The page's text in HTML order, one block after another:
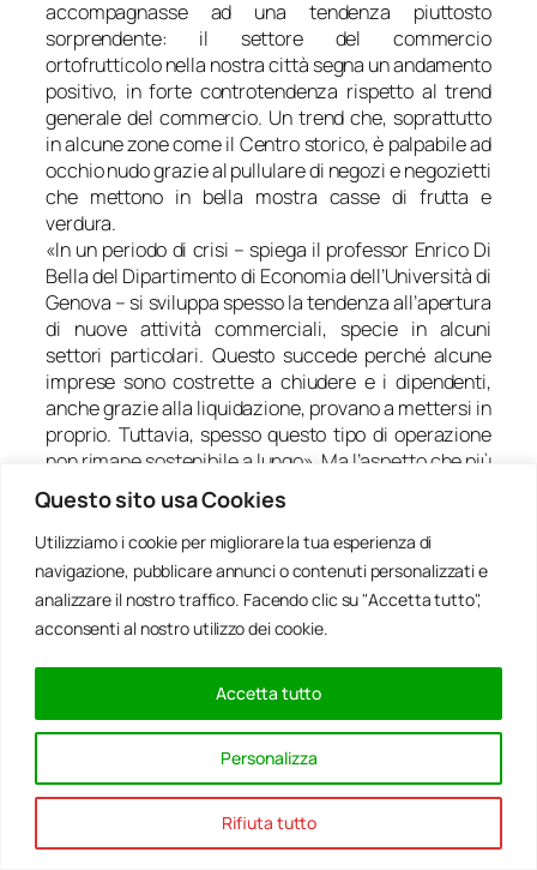
Questo sito usa Cookies
Utilizziamo i cookie per migliorare la tua esperienza di
navigazione, pubblicare annunci o contenuti personalizzati e
analizzare il nostro traffico. Facendo clic su "Accetta tutto",
acconsenti al nostro utilizzo dei cookie.
Personalizza
Rifiuta tutto
Accetta tutto
accompagnasse ad una tendenza piuttosto
sorprendente: il settore del commercio
ortofrutticolo nella nostra città segna un andamento
positivo, in forte controtendenza rispetto al trend
generale del commercio. Un trend che, soprattutto
in alcune zone come il Centro storico, è palpabile ad
occhio nudo grazie al pullulare di negozi e negozietti
che mettono in bella mostra casse di frutta e
verdura.
«In un periodo di crisi – spiega il professor Enrico Di
Bella del Dipartimento di Economia dell’Università di
Genova – si sviluppa spesso la tendenza all’apertura
di nuove attività commerciali, specie in alcuni
settori particolari. Questo succede perché alcune
imprese sono costrette a chiudere e i dipendenti,
anche grazie alla liquidazione, provano a mettersi in
proprio. Tuttavia, spesso questo tipo di operazione
non rimane sostenibile a lungo». Ma l’aspetto che più
sorprende è proprio che, a fronte di un aumento
dell’avvio di attività, nel settore dell’ortofrutta non
sembrano essere cresciute esponenzialmente le
cessazioni, altra peculiarità che dovrebbe invece
contraddistinguere i momenti di crisi economica.
Ma non è tutto oro quel che luccica…
Il negozio di ortofrutta: facile da aprire e,
soprattutto, facile da chiudere
Dopo la liberalizzazione del commercio sancita
definitivamente da Regione Liguria con una delibera
di fine 2012,aprire un negozio di frutta e verdura
non comporta costi particolarmente ingenti,
non richiede grandi investimenti iniziali, non